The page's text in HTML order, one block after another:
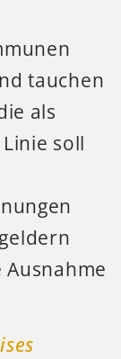
tauchen
als
soll